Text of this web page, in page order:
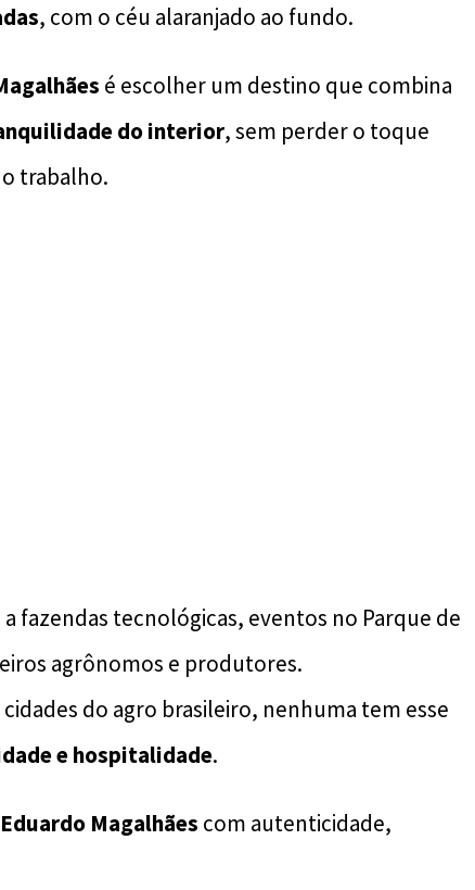
, com o céu alaranjado ao fundo.
é escolher um destino que combina
do interior, sem perder o toque
trabalho.
fazendas tecnológicas, eventos no Parque de
agrônomos e produtores.
do agro brasileiro, nenhuma tem esse
e hospitalidade.
Magalhães com autenticidade,